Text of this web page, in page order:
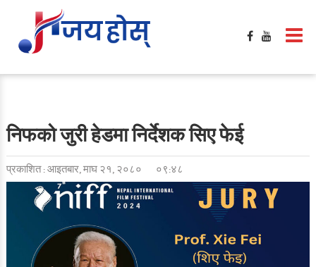
निफको जुरी हेडमा निर्देशक सिए फेई
प्रकाशित : आइतबार, माघ २१, २०८० ०९:४८